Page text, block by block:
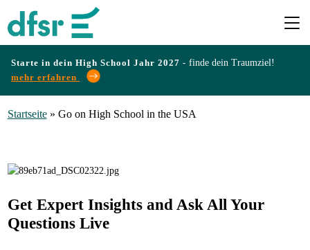
Starte in dein High School Jahr 2027 - finde dein Traumziel!
mehr erfahren
&
Startseite» Go on High School in the USA
Get Expert Insights and Ask All Your
Questions Live